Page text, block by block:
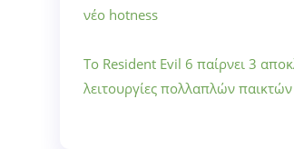
νέο hotness
Το Resident Evil 6 παίρνει 3
λειτουργίες πολλαπλών παικτών